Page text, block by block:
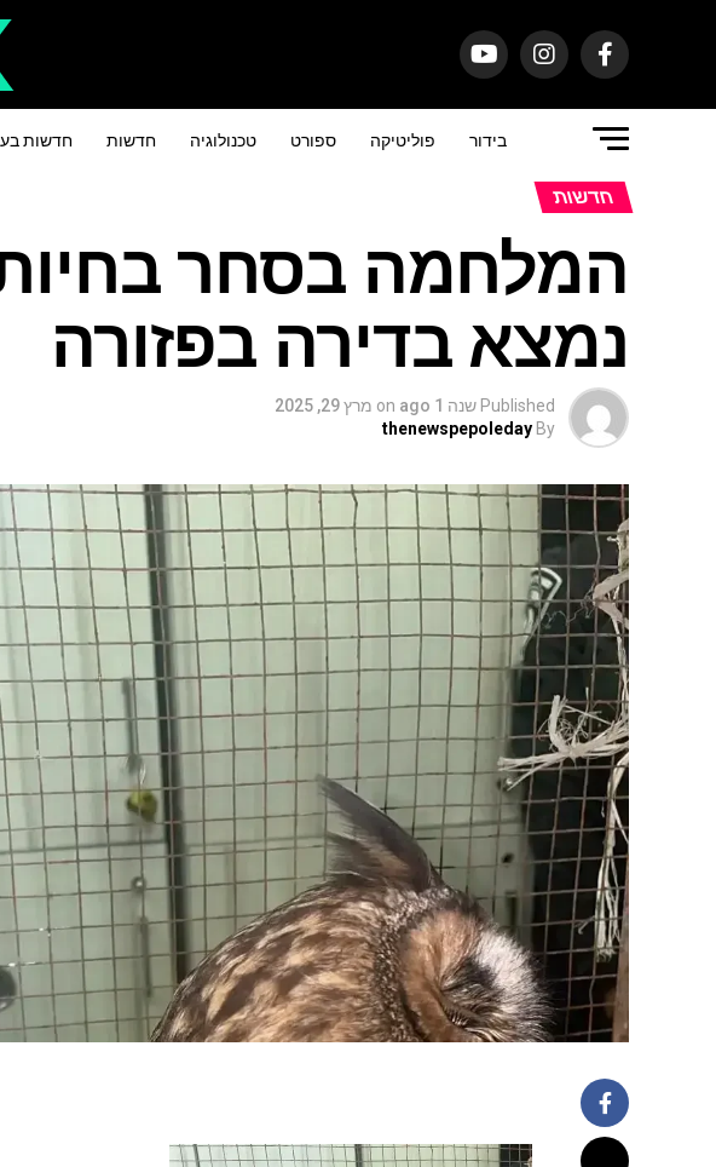
בידור פוליטיקה ספורט טכנולוגיה חדשות חדשות
חדשות
המלחמה בסחר בחיות
נמצא בדירה בפזורה
Published שנה 1 ago on מרץ 29, 2025
By
thenewspepoleday